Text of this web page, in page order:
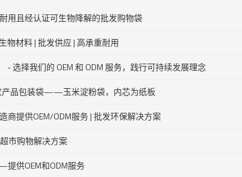
且经认证可生物降解的批发购物袋
物材料 | 批发供应 | 高承重耐用
选择我们的 OEM 和 ODM 服务，践行可持续发展理念
产品包装袋——玉米淀粉袋，内芯为纸板
提供OEM/ODM服务 | 批发环保解决方案
市购物解决方案
供OEM和ODM服务